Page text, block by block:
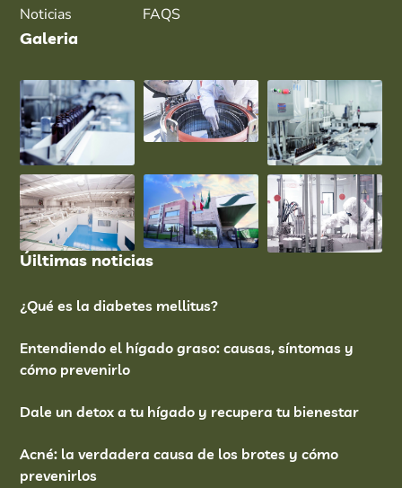
Noticias
FAQS
Galeria
Úiltimas noticias
¿Qué es la diabetes mellitus?
Entendiendo el hígado graso: causas, síntomas y
cómo prevenirlo
Dale un detox a tu hígado y recupera tu bienestar
Acné: la verdadera causa de los brotes y cómo
prevenirlos